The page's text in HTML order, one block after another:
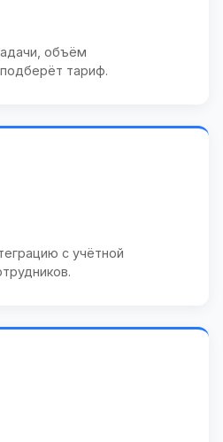
объём
тариф.
с учётной